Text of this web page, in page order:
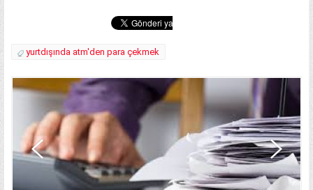
yurtdışında atm'den para çekmek